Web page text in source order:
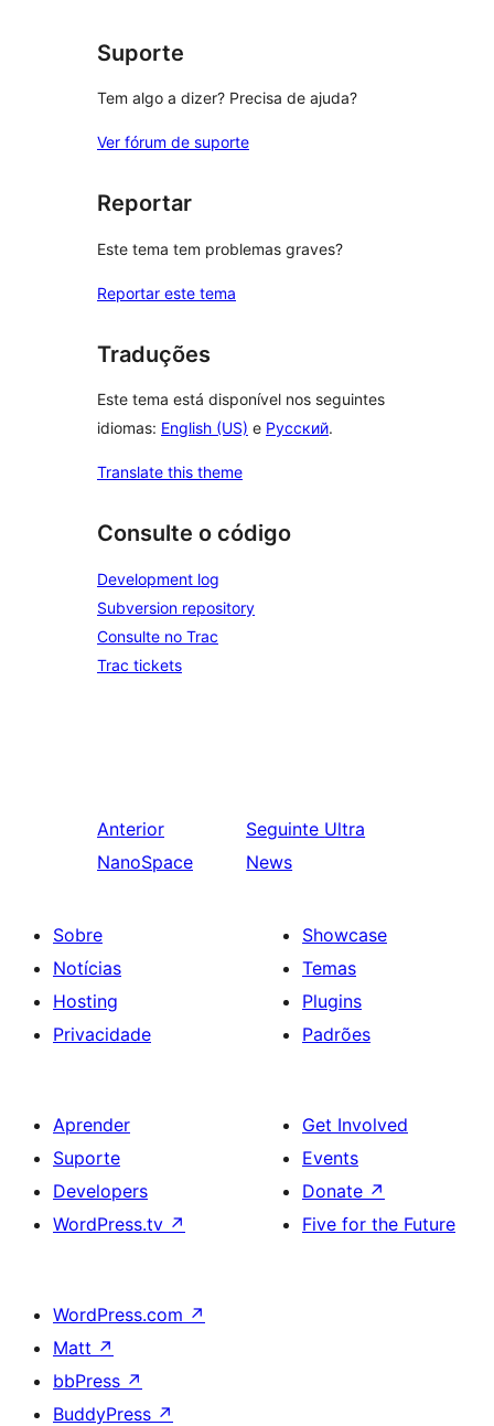
Suporte
Tem algo a dizer? Precisa de ajuda?
Ver fórum de suporte
Reportar
Este tema tem problemas graves?
Reportar este tema
Traduções
Este tema está disponível nos seguintes
idiomas: English (US) e Русский.
Translate this theme
Consulte o código
Development log
Subversion repository
Consulte no Trac
Trac tickets
Anterior
NanoSpace
Seguinte Ultra
News
Sobre
Notícias
Hosting
Privacidade
Showcase
Temas
Plugins
Padrões
Aprender
Suporte
Developers
WordPress.tv ↗
Get Involved
Events
Donate ↗
Five for the Future
WordPress.com ↗
Matt ↗
bbPress ↗
BuddyPress ↗